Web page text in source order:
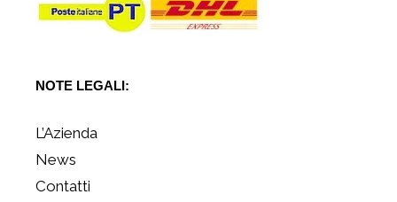
NOTE LEGALI:
L’Azienda
News
Contatti